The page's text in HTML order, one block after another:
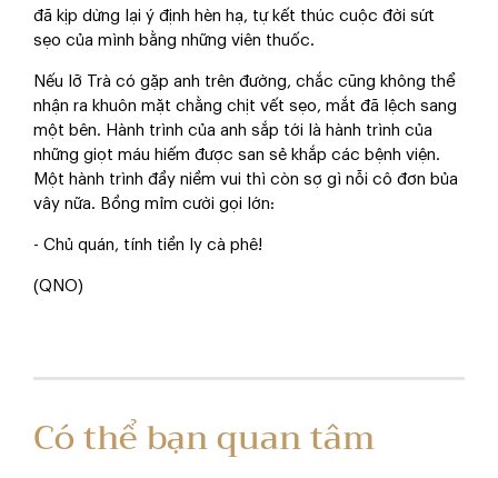
đã kịp dừng lại ý định hèn hạ, tự kết thúc cuộc đời sứt
sẹo của mình bằng những viên thuốc.
Nếu lỡ Trà có gặp anh trên đường, chắc cũng không thể
nhận ra khuôn mặt chằng chịt vết sẹo, mắt đã lệch sang
một bên. Hành trình của anh sắp tới là hành trình của
những giọt máu hiếm được san sẻ khắp các bệnh viện.
Một hành trình đầy niềm vui thì còn sợ gì nỗi cô đơn bủa
vây nữa. Bồng mỉm cười gọi lớn:
- Chủ quán, tính tiền ly cà phê!
(QNO)
Có thể bạn quan tâm